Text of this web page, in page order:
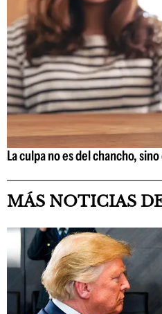
La culpa no es del chancho,
MÁS NOTICIAS